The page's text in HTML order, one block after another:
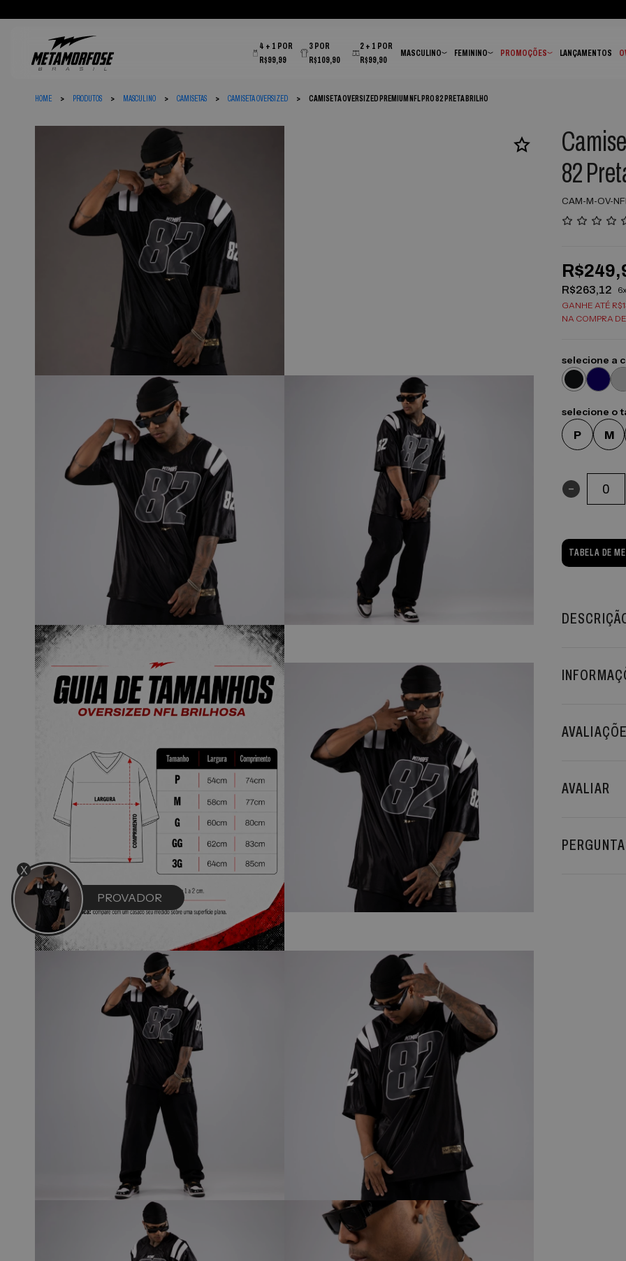
4 + 1 POR
R$99,99
3 POR
R$109,90
2 + 1 POR
R$99,90
MASCULINO FEMININO PROMOÇÕES LANÇAMENTOS
HOME PRODUTOS MASCULINO CAMISETAS CAMISETA OVERSIZED CAMISETA OVERSIZED PREMIUM NFL PRO 82 PRETA BRILHO
PROVADOR
X
82
CAM-M-OV-
R$263,12 6x
GANHE ATÉ
NA COMPRA
selecione a
selecione o
P M
-
TABELA DE
AVALIAR